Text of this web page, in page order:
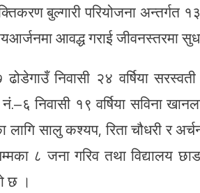
बुल्गारी परियोजना अन्तर्गत १३
आवद्ध गराई जीवनस्तरमा
निवासी २४ वर्षिया
निवासी १९ वर्षिया सविना
लागि सालु कश्यप, रिता चौधरी र
८ जना गरिव तथा विद्यालय
छ ।